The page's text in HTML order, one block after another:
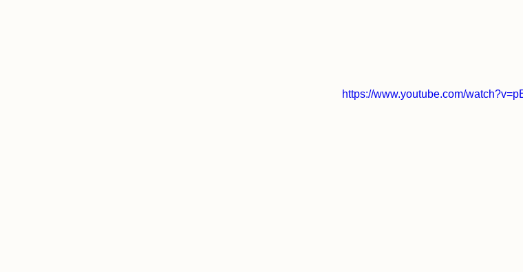
https://www.youtube.com/